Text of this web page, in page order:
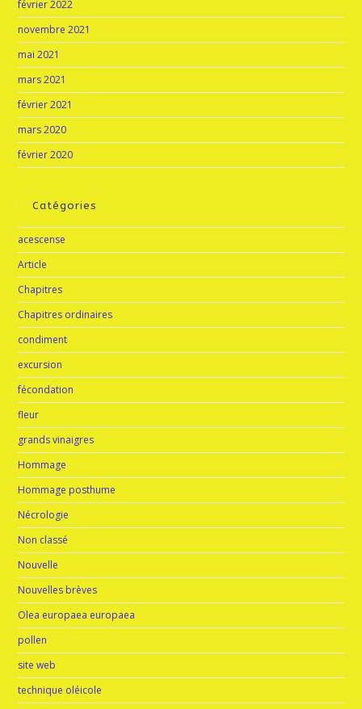
février 2022
novembre 2021
mai 2021
mars 2021
février 2021
mars 2020
février 2020
Catégories
acescense
Article
Chapitres
Chapitres ordinaires
condiment
excursion
fécondation
fleur
grands vinaigres
Hommage
Hommage posthume
Nécrologie
Non classé
Nouvelle
Nouvelles brèves
Olea europaea europaea
pollen
site web
technique oléicole